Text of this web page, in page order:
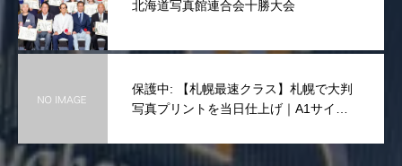
北海道写真館連合会十勝大会
保護中: 【札幌最速クラス】札幌で大判
写真プリントを当日仕上げ｜A1サイズ